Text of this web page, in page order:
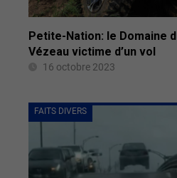
Petite-Nation: le Domaine
Vézeau victime d’un vol
16 octobre 2023
FAITS DIVERS